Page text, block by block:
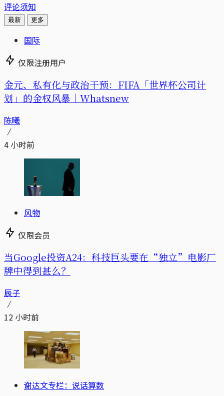
评论须知
最新 更多
国际
仅限注册用户
金元、私有化与政治干预：FIFA「世界杯公司计
划」的金权风暴｜Whatsnew
陈曦
4 小时前
风物
仅限会员
当Google投资A24：科技巨头要在“独立”电影厂
牌中得到甚么？
辰子
12 小时前
谢达文专栏：说话算数